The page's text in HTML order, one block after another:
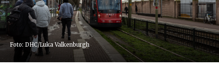
Foto: DHC/Luka Valkenburgh